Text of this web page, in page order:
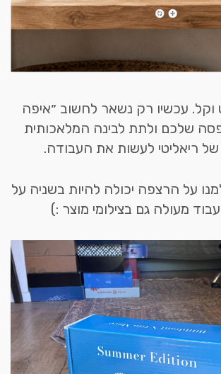
וקל. עכשיו רק נשאר לחשוב ״איפה
שלכם ולתת לבינה המלאכותית
ריאליטי לעשות את העבודה.
על הרצפה יכולה להיות בשניה על
מעולה גם בצילומי מוצר :)